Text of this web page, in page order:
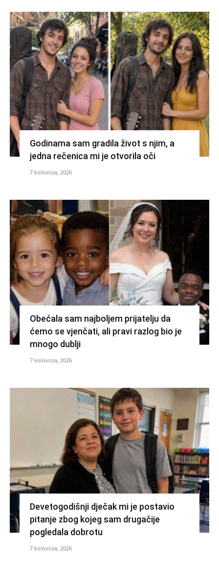
Godinama sam gradila život s njim, a
jedna rečenica mi je otvorila oči
7 kolovoza, 2026
Obećala sam najboljem prijatelju da
ćemo se vjenčati, ali pravi razlog bio je
mnogo dublji
7 kolovoza, 2026
Devetogodišnji dječak mi je postavio
pitanje zbog kojeg sam drugačije
pogledala dobrotu
7 kolovoza, 2026